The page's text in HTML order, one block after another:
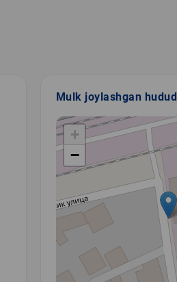
Mulk joylashgan hudud
+
−